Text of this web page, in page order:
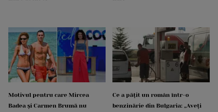
Motivul pentru care Mircea
Badea și Carmen Brumă nu
Ce a pățit un român într-o
benzinărie din Bulgaria: „Aveți